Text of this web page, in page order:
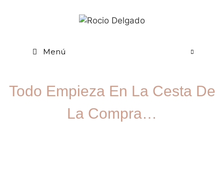
Menú
Todo Empieza En La Cesta De
La Compra…